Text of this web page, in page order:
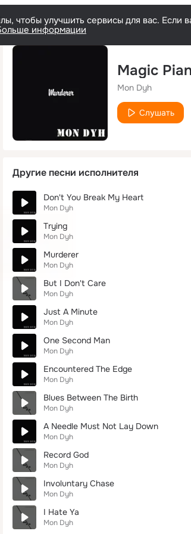
чтобы улучшить сервисы для вас. Если
информации
Magic
Mon Dyh
Слушать
Другие песни исполнителя
Don't You Break My Heart
Mon Dyh
Trying
Mon Dyh
Murderer
Mon Dyh
But I Don't Care
Mon Dyh
Just A Minute
Mon Dyh
One Second Man
Mon Dyh
Encountered The Edge
Mon Dyh
Blues Between The Birth
Mon Dyh
A Needle Must Not Lay Down
Mon Dyh
Record God
Mon Dyh
Involuntary Chase
Mon Dyh
I Hate Ya
Mon Dyh